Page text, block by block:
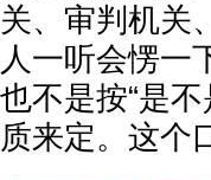
关、审判机关
人一听会愣一
也不是按“是
质来定。这个